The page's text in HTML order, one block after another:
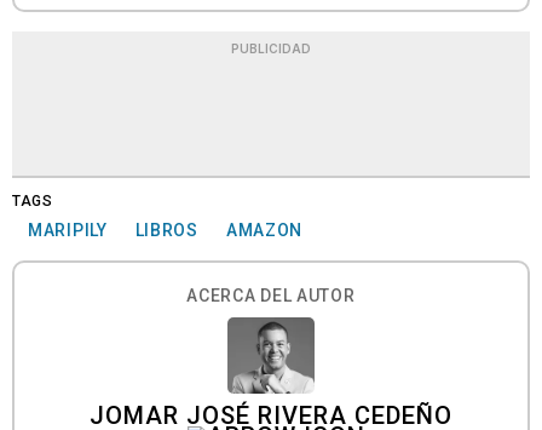
PUBLICIDAD
TAGS
MARIPILY LIBROS AMAZON
ACERCA DEL AUTOR
JOMAR JOSÉ RIVERA CEDEÑO